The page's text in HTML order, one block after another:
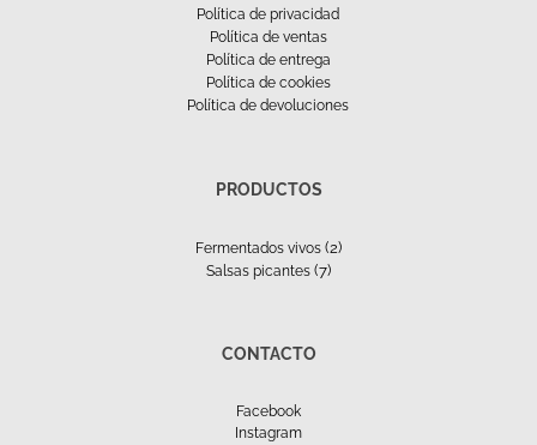
Política de privacidad
Política de ventas
Política de entrega
Política de cookies
Política de devoluciones
PRODUCTOS
Fermentados vivos (2)
Salsas picantes (7)
CONTACTO
Facebook
Instagram